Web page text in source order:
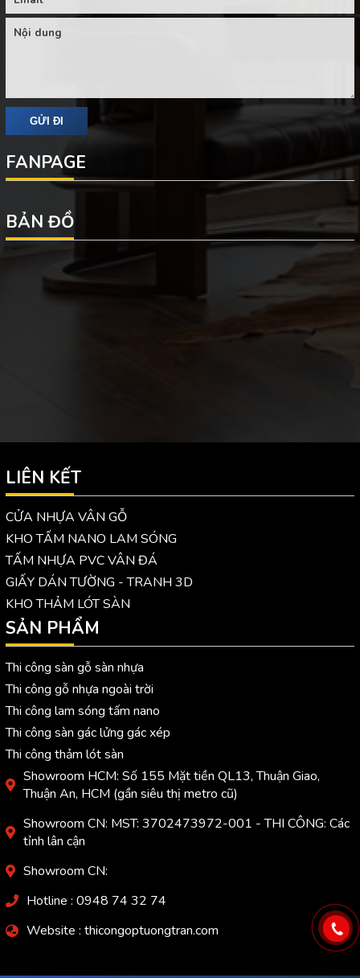
FANPAGE
BẢN ĐỒ
LIÊN KẾT
CỬA NHỰA VÂN GỖ
KHO TẤM NANO LAM SÓNG
TẤM NHỰA PVC VÂN ĐÁ
GIẤY DÁN TƯỜNG - TRANH 3D
KHO THẢM LÓT SÀN
SẢN PHẨM
Thi công sàn gỗ sàn nhựa
Thi công gỗ nhựa ngoài trời
Thi công lam sóng tấm nano
Thi công sàn gác lửng gác xép
Thi công thảm lót sàn
Showroom HCM: Số 155 Mặt tiền QL13, Thuận Giao,
Thuận An, HCM (gần siêu thị metro cũ)
Showroom CN: MST: 3702473972-001 - THI CÔNG: Các
tỉnh lân cận
Showroom CN:
Hotline : 0948 74 32 74
Website : thicongoptuongtran.com